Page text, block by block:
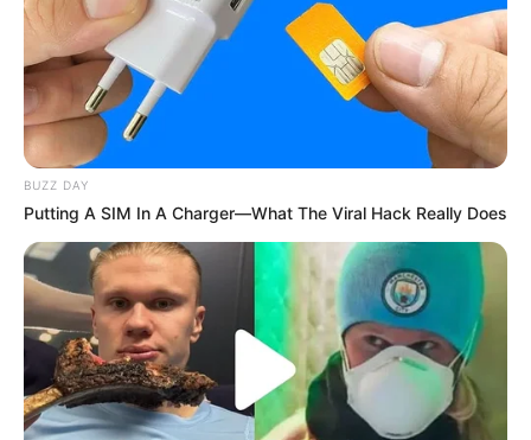
Genre: Drama, Romansa
Negara: China
Sutradara: Wu Qiang
Produser: –
Penulis Naskah: Rao Jun, Li Zhen Ru
Rumah Produksi: –
Channel TV: WeTV Indonesia
Jumlah Episode: 30
Masa Tayang: Mulai 11 Januari 2023
Jadwal Tayang: Rabu – Minggu, jam 17:00 WIB
BUZZ DAY
Putting A SIM In A Charger—What The Viral Hack Really Does